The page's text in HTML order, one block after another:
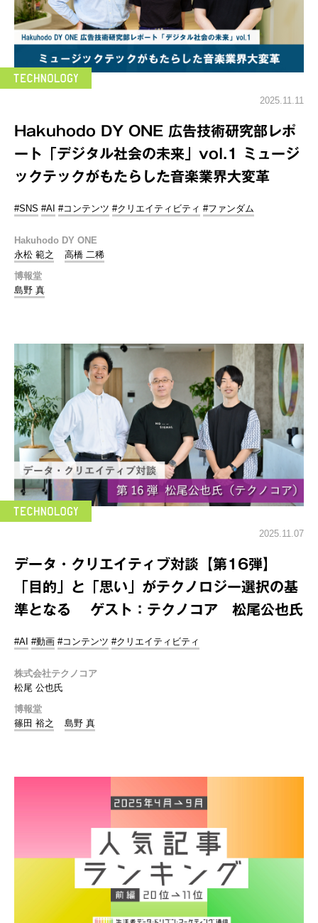
2025.11.11
Hakuhodo DY ONE 広告技術研究部レポ
ート「デジタル社会の未来」vol.1 ミュージ
ックテックがもたらした音楽業界大変革
#SNS #AI #コンテンツ #クリエイティビティ #ファンダム
Hakuhodo DY ONE
永松 範之
高橋 二稀
博報堂
島野 真
2025.11.07
データ・クリエイティブ対談【第16弾】
「目的」と「思い」がテクノロジー選択の基
準となる ゲスト：テクノコア 松尾公也氏
#AI #動画 #コンテンツ #クリエイティビティ
株式会社テクノコア
松尾 公也氏
博報堂
篠田 裕之
島野 真